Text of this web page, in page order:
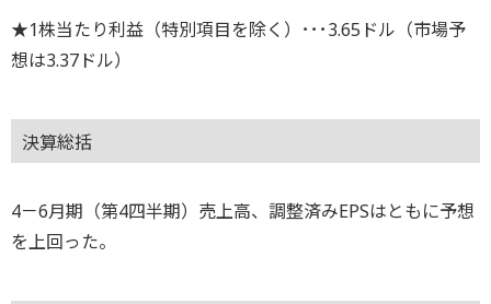
★1株当たり利益（特別項目を除く）･･･3.65ドル（市場予
想は3.37ドル）
決算総括
4－6月期（第4四半期）売上高、調整済みEPSはともに予想
を上回った。